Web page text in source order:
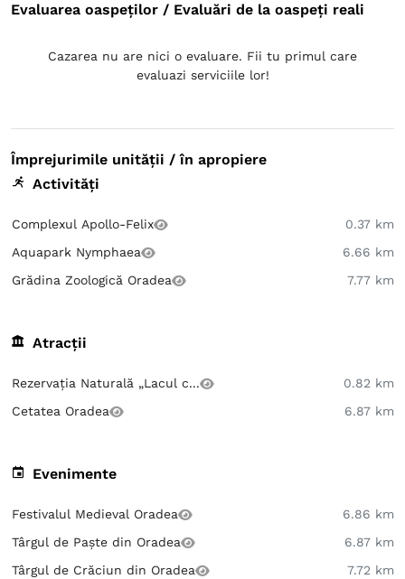
Evaluarea oaspeților / Evaluări de la oaspeți reali
Cazarea nu are nici o evaluare. Fii tu primul care
evaluazi serviciile lor!
Împrejurimile unității / în apropiere
Activități
Complexul Apollo-Felix
0.37 km
Aquapark Nymphaea
6.66 km
Grădina Zoologică Oradea
7.77 km
Atracții
Rezervația Naturală „Lacul c...
0.82 km
Cetatea Oradea
6.87 km
Evenimente
Festivalul Medieval Oradea
6.86 km
Târgul de Paște din Oradea
6.87 km
Târgul de Crăciun din Oradea
7.72 km